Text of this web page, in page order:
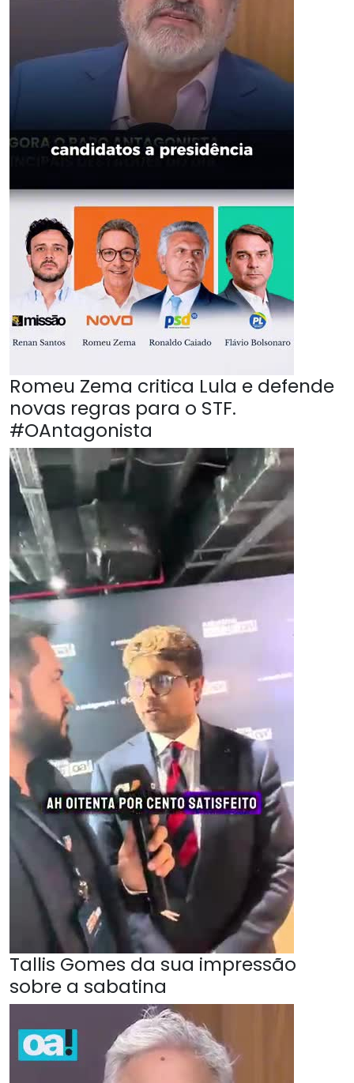
Romeu Zema critica Lula e defende
novas regras para o STF.
#OAntagonista
Tallis Gomes da sua impressão
sobre a sabatina